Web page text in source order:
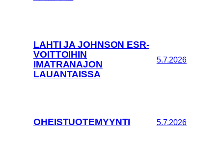
LAHTI JA JOHNSON ESR-
VOITTOIHIN
IMATRANAJON
LAUANTAISSA
5.7.2026
OHEISTUOTEMYYNTI 5.7.2026